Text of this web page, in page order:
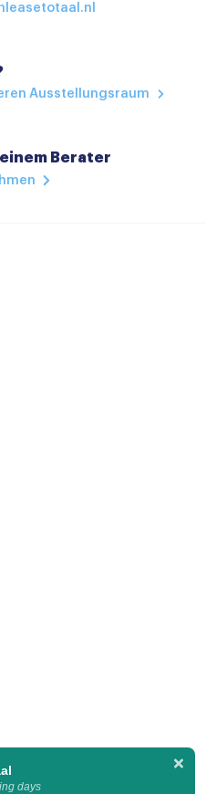
Ausstellungsraum
Berater
days